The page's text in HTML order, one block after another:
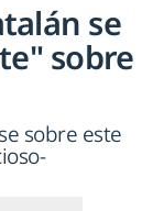
se
sobre
sobre este